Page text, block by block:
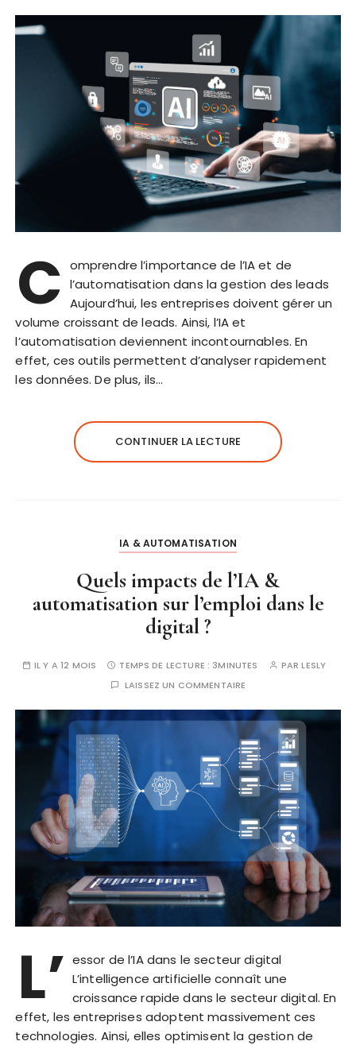
C omprendre l’importance de l’IA et de
l’automatisation dans la gestion des leads
Aujourd’hui, les entreprises doivent gérer un
volume croissant de leads. Ainsi, l’IA et
l’automatisation deviennent incontournables. En
effet, ces outils permettent d’analyser rapidement
les données. De plus, ils…
CONTINUER LA LECTURE
IA & AUTOMATISATION
Quels impacts de l’IA &
automatisation sur l’emploi dans le
digital ?
IL Y A 12 MOIS TEMPS DE LECTURE : 3MINUTES PARLESLY
LAISSEZ UN COMMENTAIRE
L’ essor de l’IA dans le secteur digital
L’intelligence artificielle connaît une
croissance rapide dans le secteur digital. En
effet, les entreprises adoptent massivement ces
technologies. Ainsi, elles optimisent la gestion de